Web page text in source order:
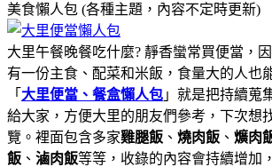
美食懶人包 (各種主題，內容不定時更新)
大里午餐晚餐吃什麼? 靜香蠻常買便當，
有一份主食、配菜和米飯，食量大的人也
「 大里便當、餐盒懶人包 」就是把持續蒐
給大家，方便大里的朋友們參考，下次想
覽。裡面包含多家雞腿飯 、 燒肉飯 、 爌肉
飯 、 滷肉飯等等，收錄的內容會持續增加